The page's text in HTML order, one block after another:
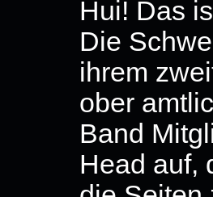
Hui! Das
Die
ihrem
ober
Band
Head auf,